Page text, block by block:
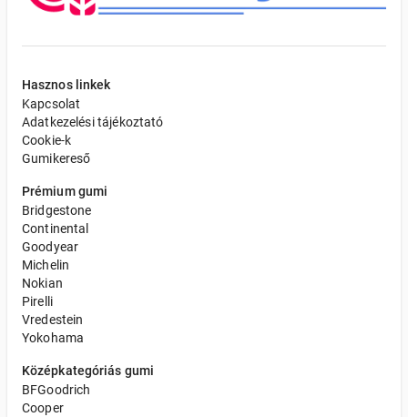
Hasznos linkek
Kapcsolat
Adatkezelési tájékoztató
Cookie-k
Gumikereső
Prémium gumi
Bridgestone
Continental
Goodyear
Michelin
Nokian
Pirelli
Vredestein
Yokohama
Középkategóriás gumi
BFGoodrich
Cooper